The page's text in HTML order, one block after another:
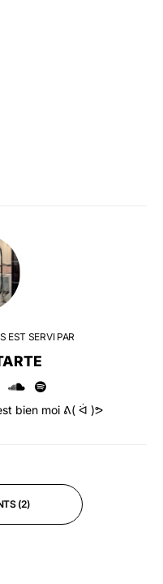
EST SERVI PAR
bien moi ᕕ( ᐛ )ᕗ
(2)